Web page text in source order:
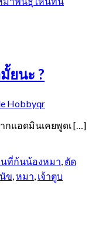
ยนะ ?
Hobbyqr
กแอดมินเคยพูดเ […]
ที่ก้นน้องหมา, ตัด
ข,หมา, เจ้าตูบ